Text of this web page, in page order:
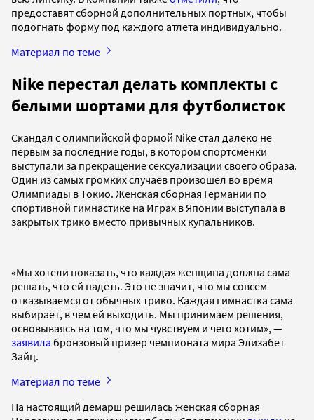
предоставят сборной дополнительных портных, чтобы
подогнать форму под каждого атлета индивидуально.
Материал по теме
Nike перестал делать комплекты с
белыми шортами для футболисток
Скандал с олимпийской формой Nike стал далеко не
первым за последние годы, в котором спортсменки
выступали за прекращение сексуализации своего образа.
Один из самых громких случаев произошел во время
Олимпиады в Токио. Женская сборная Германии по
спортивной гимнастике на Играх в Японии выступала в
закрытых трико вместо привычных купальников.
«Мы хотели показать, что каждая женщина должна сама
решать, что ей надеть. Это не значит, что мы совсем
отказываемся от обычных трико. Каждая гимнастка сама
выбирает, в чем ей выходить. Мы принимаем решения,
основываясь на том, что мы чувствуем и чего хотим», —
заявила бронзовый призер чемпионата мира Элизабет
Зайц.
Материал по теме
На настоящий демарш решилась женская сборная